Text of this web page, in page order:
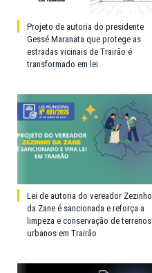
Projeto de autoria do presidente
Gessé Maranata que protege as
estradas vicinais de Trairão é
transformado em lei
Lei de autoria do vereador Zezinho
da Zane é sancionada e reforça a
limpeza e conservação de terrenos
urbanos em Trairão